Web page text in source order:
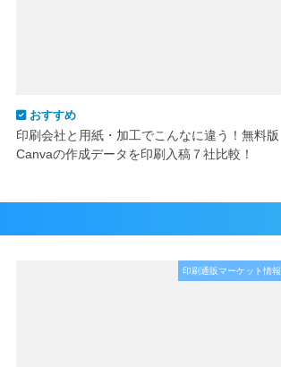
おすすめ
印刷会社と用紙・加工でこんなに違う！無料版
Canvaの作成データを印刷入稿７社比較！
印刷通販マーケット情報